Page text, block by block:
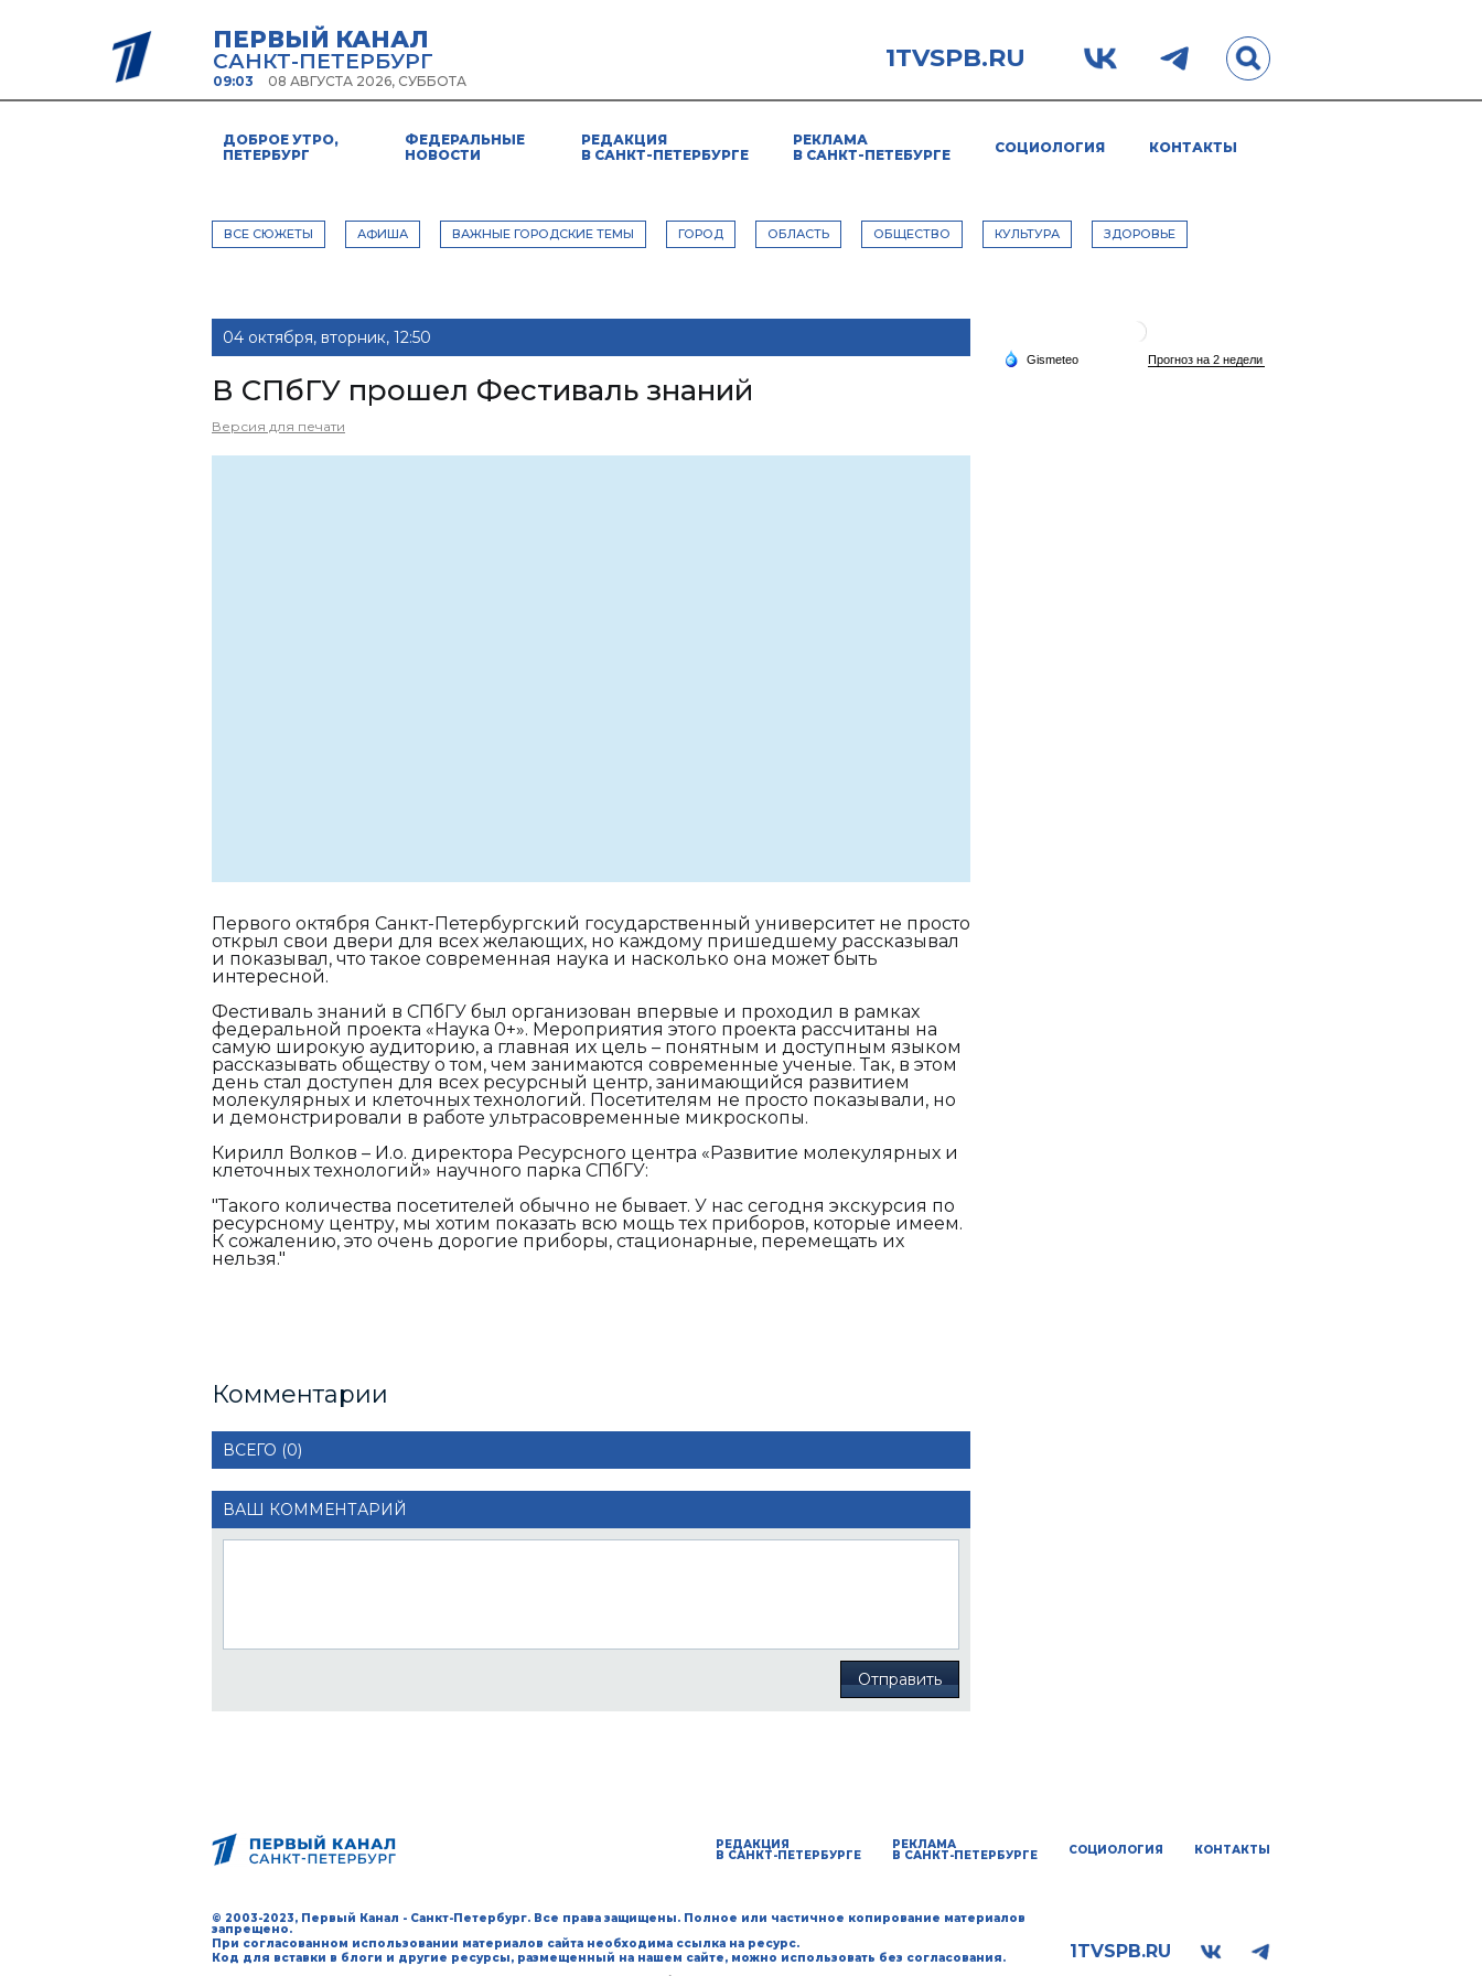
ПЕРВЫЙ КАНАЛ
САНКТ-ПЕТЕРБУРГ
09:03 08 АВГУСТА 2026, СУББОТА
1TVSPB.RU
ДОБРОЕ УТРО,
ПЕТЕРБУРГ
ФЕДЕРАЛЬНЫЕ
НОВОСТИ
РЕДАКЦИЯ
В САНКТ-ПЕТЕРБУРГЕ
РЕКЛАМА
В САНКТ-ПЕТЕБУРГЕ
СОЦИОЛОГИЯ КОНТАКТЫ
ВСЕ СЮЖЕТЫ АФИША ВАЖНЫЕ ГОРОДСКИЕ ТЕМЫ ГОРОД ОБЛАСТЬ ОБЩЕСТВО КУЛЬТУРА ЗДОРОВЬЕ
04 октября, вторник, 12:50
В СПбГУ прошел Фестиваль знаний
Версия для печати
Первого октября Санкт-Петербургский государственный университет не просто
открыл свои двери для всех желающих, но каждому пришедшему рассказывал
и показывал, что такое современная наука и насколько она может быть
интересной.
Фестиваль знаний в СПбГУ был организован впервые и проходил в рамках
федеральной проекта «Наука 0+». Мероприятия этого проекта рассчитаны на
самую широкую аудиторию, а главная их цель – понятным и доступным языком
рассказывать обществу о том, чем занимаются современные ученые. Так, в этом
день стал доступен для всех ресурсный центр, занимающийся развитием
молекулярных и клеточных технологий. Посетителям не просто показывали, но
и демонстрировали в работе ультрасовременные микроскопы.
Кирилл Волков – И.о. директора Ресурсного центра «Развитие молекулярных и
клеточных технологий» научного парка СПбГУ:
"Такого количества посетителей обычно не бывает. У нас сегодня экскурсия по
ресурсному центру, мы хотим показать всю мощь тех приборов, которые имеем.
К сожалению, это очень дорогие приборы, стационарные, перемещать их
нельзя."
Комментарии
ВСЕГО (0)
ВАШ КОММЕНТАРИЙ
Отправить
РЕДАКЦИЯ
В САНКТ-ПЕТЕРБУРГЕ
РЕКЛАМА
В САНКТ-ПЕТЕРБУРГЕ СОЦИОЛОГИЯ КОНТАКТЫ
© 2003-2023, Первый Канал - Санкт-Петербург. Все права защищены. Полное или частичное копирование материалов
запрещено.
При согласованном использовании материалов сайта необходима ссылка на ресурс.
Код для вставки в блоги и другие ресурсы, размещенный на нашем сайте, можно использовать без согласования.
1TVSPB.RU